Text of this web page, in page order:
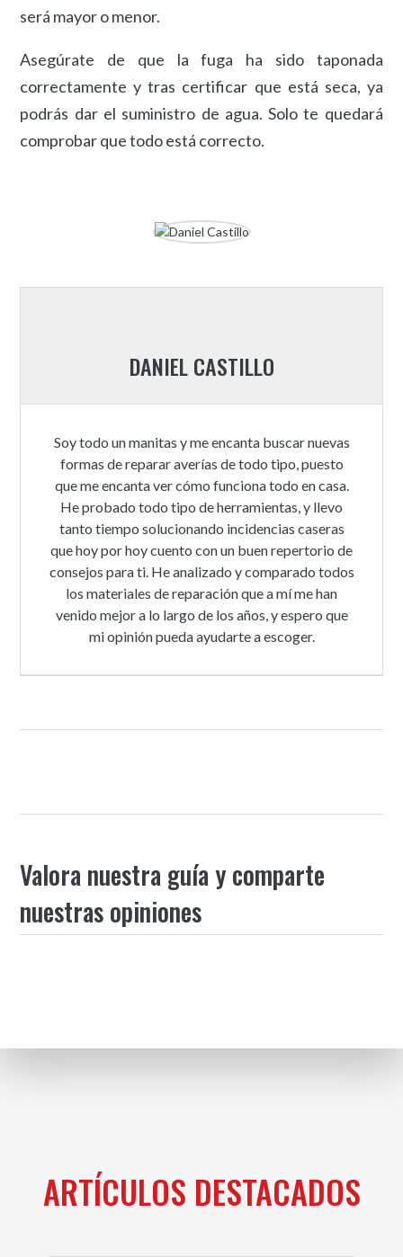
será mayor o menor.
Asegúrate de que la fuga ha sido taponada
correctamente y tras certificar que está seca, ya
podrás dar el suministro de agua. Solo te quedará
comprobar que todo está correcto.
DANIEL CASTILLO
Soy todo un manitas y me encanta buscar nuevas
formas de reparar averías de todo tipo, puesto
que me encanta ver cómo funciona todo en casa.
He probado todo tipo de herramientas, y llevo
tanto tiempo solucionando incidencias caseras
que hoy por hoy cuento con un buen repertorio de
consejos para ti. He analizado y comparado todos
los materiales de reparación que a mí me han
venido mejor a lo largo de los años, y espero que
mi opinión pueda ayudarte a escoger.
Valora nuestra guía y comparte
nuestras opiniones
ARTÍCULOS DESTACADOS